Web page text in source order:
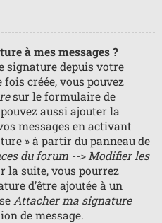
à mes messages ?
signature depuis votre
créée, vous pouvez
sur le formulaire de
aussi ajouter la
messages en activant
» à partir du panneau de
du forum --> Modifier les
la suite, vous pourrez
d’être ajoutée à un
Attacher ma signature
de message.